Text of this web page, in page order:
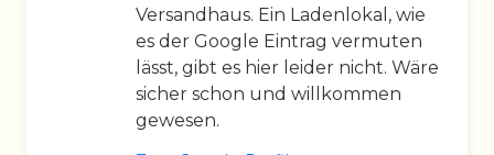
Versandhaus. Ein Ladenlokal, wie
es der Google Eintrag vermuten
lässt, gibt es hier leider nicht. Wäre
sicher schon und willkommen
gewesen.